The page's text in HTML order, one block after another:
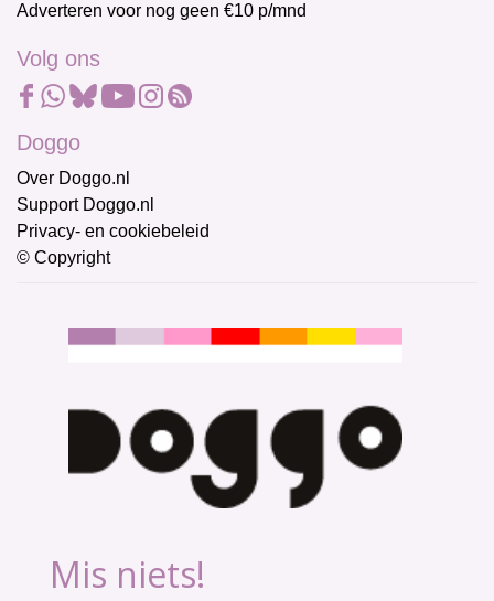
Adverteren voor nog geen €10 p/mnd
Volg ons
Doggo
Over Doggo.nl
Support Doggo.nl
Privacy- en cookiebeleid
© Copyright
Mis niets!